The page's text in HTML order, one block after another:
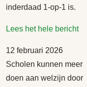
inderdaad 1-op-1 is.
Lees het hele bericht
12 februari 2026
Scholen kunnen meer
doen aan welzijn door